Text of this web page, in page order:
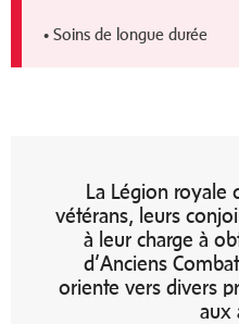
• Soins de longue durée
La Légion royale
vétérans, leurs
à leur charge à
d’Anciens
oriente vers divers
aux